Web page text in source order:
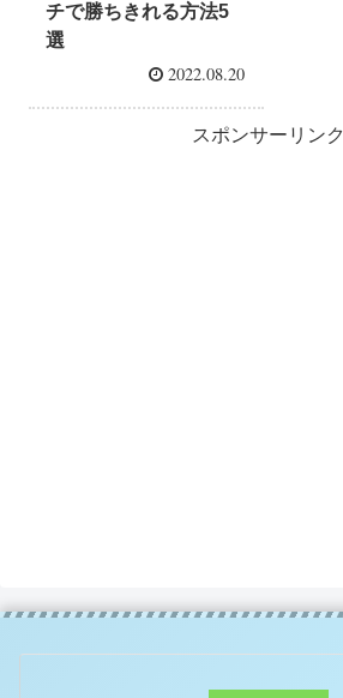
チで勝ちきれる方法5
選
2022.08.20
スポンサーリンク